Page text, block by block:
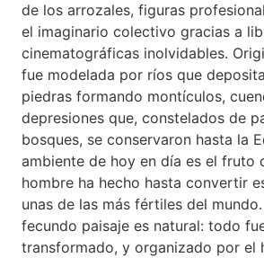
de los arrozales, figuras
el imaginario colectivo gracias a
cinematográficas inolvidables.
fue modelada por ríos que
piedras formando montículos,
depresiones que, constelados de
bosques, se conservaron hasta la
ambiente de hoy en día es el fruto
hombre ha hecho hasta convertir
unas de las más fértiles del
fecundo paisaje es natural: todo
transformado, y organizado por el